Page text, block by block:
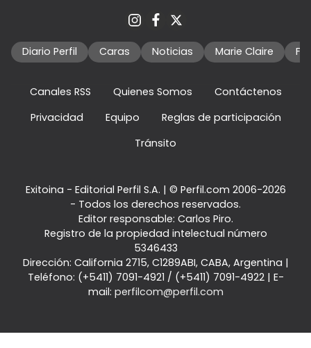
Diario Perfil Caras Noticias Marie Claire
Canales RSS Quienes Somos
Contáctenos
Privacidad
Equipo
Reglas de participación
Tránsito
Exitoina - Editorial Perfil S.A. | © Perfil.com 2006-2026
- Todos los derechos reservados.
Editor responsable: Carlos Piro.
Registro de la propiedad intelectual número
5346433
Dirección: California 2715, C1289ABI, CABA, Argentina |
Teléfono: (+5411) 7091-4921 / (+5411) 7091-4922| E-
mail: perfilcom@perfil.com